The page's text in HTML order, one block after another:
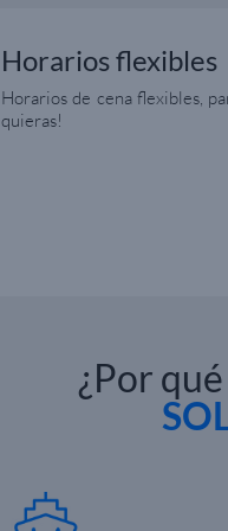
Horarios flexibles
Horarios de cena flexibles,
quieras!
¿Por